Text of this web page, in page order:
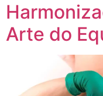
Arte do